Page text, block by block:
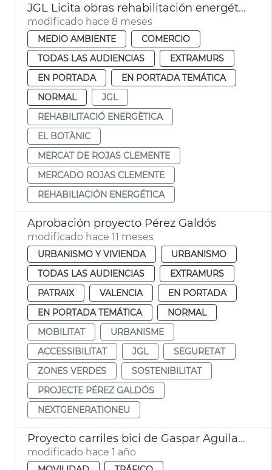
JGL Licita obras rehabilitación energética Mercat Rojas Clemente València
modificado hace 8 meses
MEDIO AMBIENTE
COMERCIO
TODAS LAS AUDIENCIAS
EXTRAMURS
EN PORTADA
EN PORTADA TEMÁTICA
NORMAL
JGL
REHABILITACIÓ ENERGÈTICA
EL BOTÀNIC
MERCAT DE ROJAS CLEMENTE
MERCADO ROJAS CLEMENTE
REHABILIACIÓN ENERGÉTICA
Aprobación proyecto Pérez Galdós
modificado hace 11 meses
URBANISMO Y VIVIENDA
URBANISMO
TODAS LAS AUDIENCIAS
EXTRAMURS
PATRAIX
VALENCIA
EN PORTADA
EN PORTADA TEMÁTICA
NORMAL
MOBILITAT
URBANISME
ACCESSIBILITAT
JGL
SEGURETAT
ZONES VERDES
SOSTENIBILITAT
PROJECTE PÉREZ GALDÓS
NEXTGENERATIONEU
Proyecto carriles bici de Gaspar Aguilar y Sant Vicent Màrtir
modificado hace 1 año